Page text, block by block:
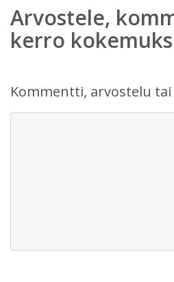
Arvostele,
kerro
Kommentti, arvostelu